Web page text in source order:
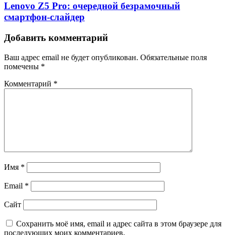
Lenovo Z5 Pro: очередной безрамочный
смартфон-слайдер
Добавить комментарий
Ваш адрес email не будет опубликован. Обязательные поля
помечены *
Комментарий *
Имя *
Email *
Сайт
Сохранить моё имя, email и адрес сайта в этом браузере для
последующих моих комментариев.